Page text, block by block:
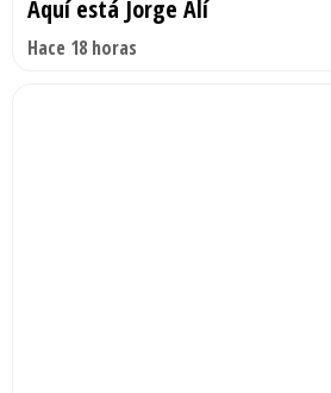
Aquí está Jorge Alí
Hace 18 horas